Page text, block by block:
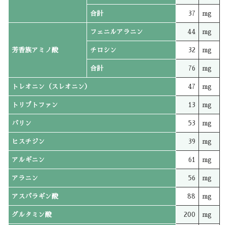
合計 37 mg
芳香族アミノ酸
フェニルアラニン 44 mg
チロシン 32 mg
合計 76 mg
トレオニン（スレオニン） 47 mg
トリプトファン 13 mg
バリン 53 mg
ヒスチジン 39 mg
アルギニン 61 mg
アラニン 56 mg
アスパラギン酸 88 mg
グルタミン酸 200 mg